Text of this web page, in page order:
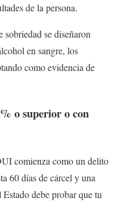
de la persona.
sobriedad se diseñaron
en sangre, los
como evidencia de
o superior o con
comienza como un delito
60 días de cárcel y una
Estado debe probar que tu